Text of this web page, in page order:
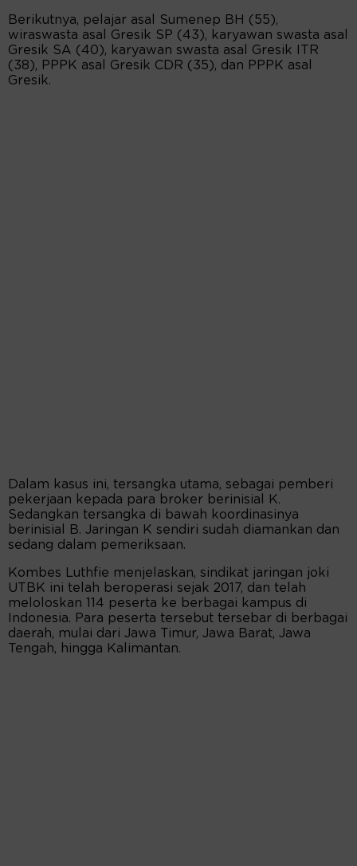
Berikutnya, pelajar asal Sumenep BH (55),
wiraswasta asal Gresik SP (43), karyawan swasta asal
Gresik SA (40), karyawan swasta asal Gresik ITR
(38), PPPK asal Gresik CDR (35), dan PPPK asal
Gresik.
Dalam kasus ini, tersangka utama, sebagai pemberi
pekerjaan kepada para broker berinisial K.
Sedangkan tersangka di bawah koordinasinya
berinisial B. Jaringan K sendiri sudah diamankan dan
sedang dalam pemeriksaan.
Kombes Luthfie menjelaskan, sindikat jaringan joki
UTBK ini telah beroperasi sejak 2017, dan telah
meloloskan 114 peserta ke berbagai kampus di
Indonesia. Para peserta tersebut tersebar di berbagai
daerah, mulai dari Jawa Timur, Jawa Barat, Jawa
Tengah, hingga Kalimantan.